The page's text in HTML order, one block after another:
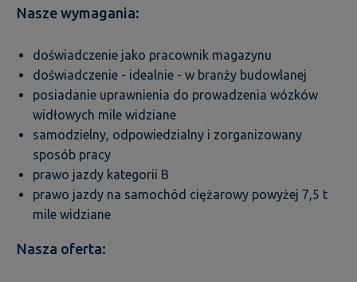
Nasze wymagania:
doświadczenie jako pracownik magazynu
doświadczenie - idealnie - w branży budowlanej
posiadanie uprawnienia do prowadzenia wózków
widłowych mile widziane
samodzielny, odpowiedzialny i zorganizowany
sposób pracy
prawo jazdy kategorii B
prawo jazdy na samochód ciężarowy powyżej 7,5 t
mile widziane
Nasza oferta: